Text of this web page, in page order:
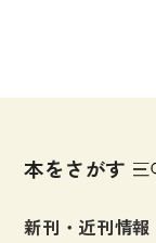
の説明は、英
本をさがす
新刊・近刊情報